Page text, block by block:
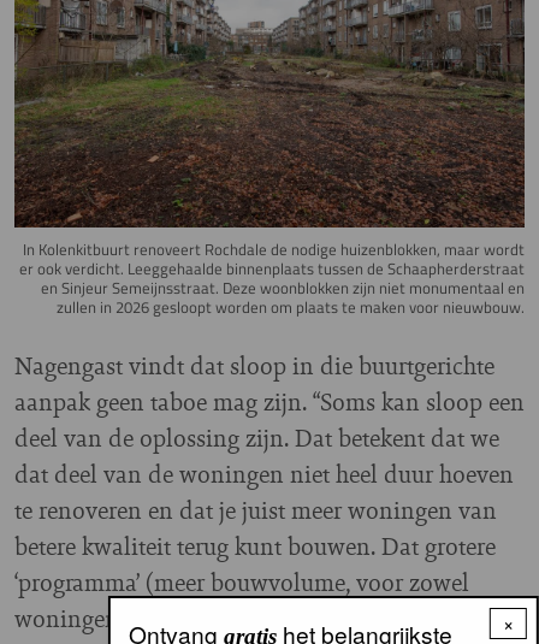
In Kolenkitbuurt renoveert Rochdale de nodige huizenblokken, maar wordt
er ook verdicht. Leeggehaalde binnenplaats tussen de Schaapherderstraat
en Sinjeur Semeijnsstraat. Deze woonblokken zijn niet monumentaal en
zullen in 2026 gesloopt worden om plaats te maken voor nieuwbouw.
Nagengast vindt dat sloop in die buurtgerichte
aanpak geen taboe mag zijn. “Soms kan sloop een
deel van de oplossing zijn. Dat betekent dat we
dat deel van de woningen niet heel duur hoeven
te renoveren en dat je juist meer woningen van
betere kwaliteit terug kunt bouwen. Dat grotere
‘programma’ (meer bouwvolume, voor zowel
woningen als voorzieningen, winkels, etc.
red.)×
Ontvang gratishet belangrijkste